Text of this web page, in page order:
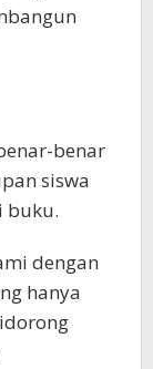
benar
siswa
buku.
dengan
hanya